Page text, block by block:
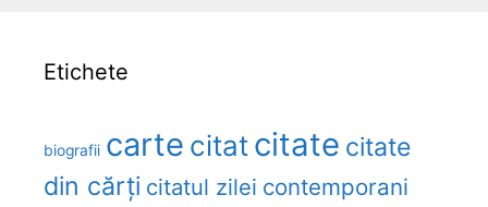
Etichete
biografii carte citatcitate citate
din cărți citatul zilei contemporani